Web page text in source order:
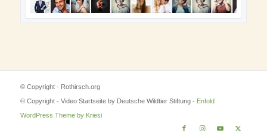
© Copyright - Rothirsch.org
© Copyright - Video Startseite by Deutsche Wildtier Stiftung - Enfold
WordPress Theme by Kriesi